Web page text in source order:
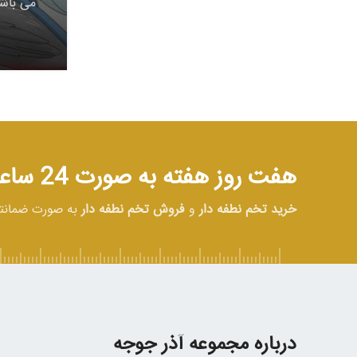
هفت روز هفته به صورت 24 ساعته در خدمت شما هستیم
خرید تخم نطفه دارو فروش تخم نطفه داربه صورت
درباره مجموعه آذر جوجه